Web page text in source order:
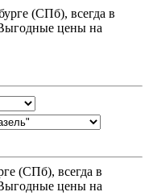
(СПб), всегда в
цены на